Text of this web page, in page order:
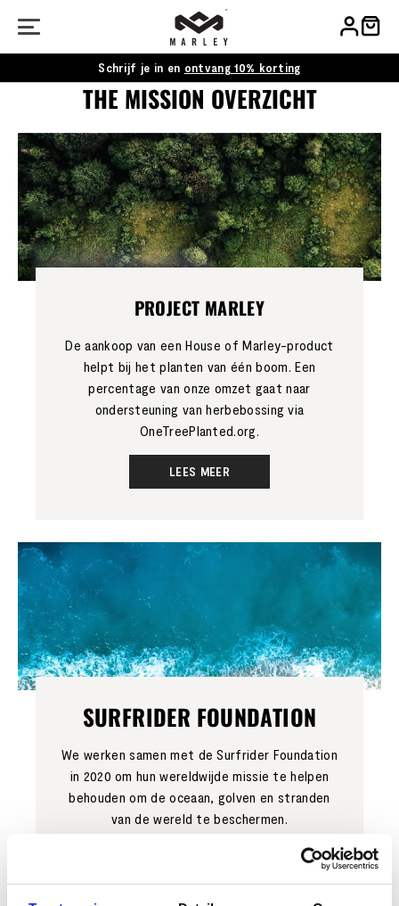
Schrijf je in en ontvang 10% korting
THE MISSION OVERZICHT
PROJECT MARLEY
De aankoop van een House of Marley-product
helpt bij het planten van één boom. Een
percentage van onze omzet gaat naar
ondersteuning van herbebossing via
OneTreePlanted.org.
LEES MEER
SURFRIDER FOUNDATION
We werken samen met de Surfrider Foundation
in 2020 om hun wereldwijde missie te helpen
behouden om de oceaan, golven en stranden
van de wereld te beschermen.